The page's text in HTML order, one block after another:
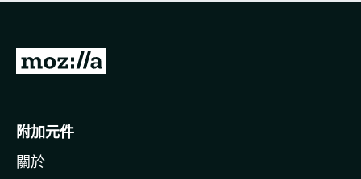
有
前
o
i
附加元件
關於